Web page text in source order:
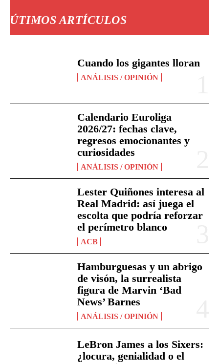
ÚTIMOS ARTÍCULOS
Cuando los gigantes lloran
ANÁLISIS / OPINIÓN
Calendario Euroliga
2026/27: fechas clave,
regresos emocionantes y
curiosidades
ANÁLISIS / OPINIÓN
Lester Quiñones interesa al
Real Madrid: así juega el
escolta que podría reforzar
el perímetro blanco
ACB
Hamburguesas y un abrigo
de visón, la surrealista
figura de Marvin ‘Bad
News’ Barnes
ANÁLISIS / OPINIÓN
LeBron James a los Sixers:
¿locura, genialidad o el